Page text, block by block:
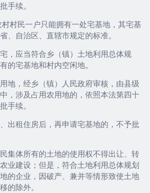
手续。
民一户只能拥有一处宅基地，其宅基
、自治区、直辖市规定的标准。
应当符合乡（镇）土地利用总体规
的宅基地和村内空闲地。
，经乡（镇）人民政府审核，由县级
，涉及占用农用地的，依照本法第四十
手续。
租住房后，再申请宅基地的，不予批
体所有的土地的使用权不得出让、转
业建设；但是，符合土地利用总体规划
的企业，因破产、兼并等情形致使土地
的除外。